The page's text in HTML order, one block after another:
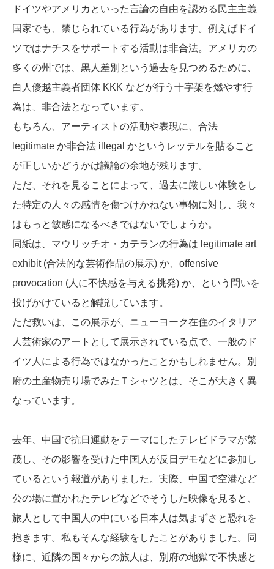
ドイツやアメリカといった言論の自由を認める民主主義
国家でも、禁じられている行為があります。例えばドイ
ツではナチスをサポートする活動は非合法。アメリカの
多くの州では、黒人差別という過去を見つめるために、
白人優越主義者団体 KKK などが行う十字架を燃やす行
為は、非合法となっています。
もちろん、アーティストの活動や表現に、合法
legitimate か非合法 illegal かというレッテルを貼ること
が正しいかどうかは議論の余地が残ります。
ただ、それを見ることによって、過去に厳しい体験をし
た特定の人々の感情を傷つけかねない事物に対し、我々
はもっと敏感になるべきではないでしょうか。
同紙は、マウリッチオ・カテランの行為は legitimate art
exhibit(合法的な芸術作品の展示) か、 offensive
provocation (人に不快感を与える挑発) か、という問いを
投げかけていると解説しています。
ただ救いは、この展示が、ニューヨーク在住のイタリア
人芸術家のアートとして展示されている点で、一般のド
イツ人による行為ではなかったことかもしれません。別
府の土産物売り場でみたＴシャツとは、そこが大きく異
なっています。
去年、中国で抗日運動をテーマにしたテレビドラマが繁
茂し、その影響を受けた中国人が反日デモなどに参加し
ているという報道がありました。実際、中国で空港など
公の場に置かれたテレビなどでそうした映像を見ると、
旅人として中国人の中にいる日本人は気まずさと恐れを
抱きます。私もそんな経験をしたことがありました。同
様に、近隣の国々からの旅人は、別府の地獄で不快感と